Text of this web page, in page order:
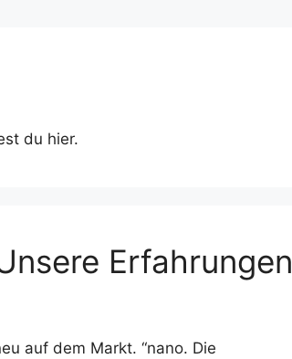
du hier.
Erfahrungen
auf dem Markt. “nano. Die